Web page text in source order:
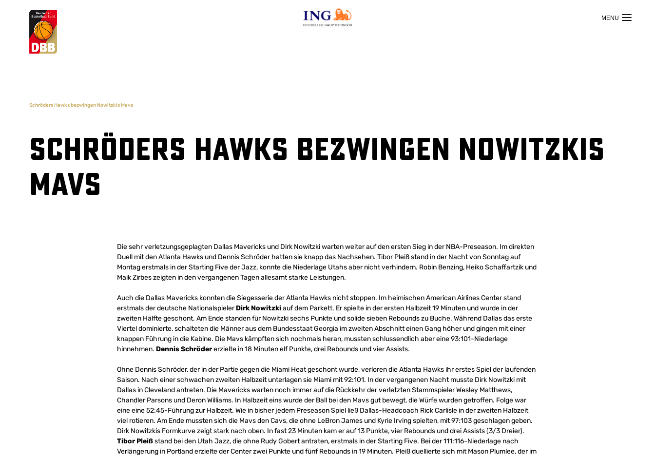
OFFIZIELLER HAUPTSPONSOR
Suchvorschläge
Schröders Hawks bezwingen Nowitzkis Mavs
Schröders Hawks bezwingen Nowitzkis
Mavs
Die sehr verletzungsgeplagten Dallas Mavericks und Dirk Nowitzki warten weiter auf den ersten Sieg in der NBA-Preseason. Im direkten
Duell mit den Atlanta Hawks und Dennis Schröder hatten sie knapp das Nachsehen. Tibor Pleiß stand in der Nacht von Sonntag auf
Montag erstmals in der Starting Five der Jazz, konnte die Niederlage Utahs aber nicht verhindern. Robin Benzing, Heiko Schaffartzik und
Maik Zirbes zeigten in den vergangenen Tagen allesamt starke Leistungen.
Auch die Dallas Mavericks konnten die Siegesserie der Atlanta Hawks nicht stoppen. Im heimischen American Airlines Center stand
erstmals der deutsche NationalspielerDirk Nowitzkiauf dem Parkett. Er spielte in der ersten Halbzeit 19 Minuten und wurde in der
zweiten Hälfte geschont. Am Ende standen für Nowitzki sechs Punkte und solide sieben Rebounds zu Buche. Während Dallas das erste
Viertel dominierte, schalteten die Männer aus dem Bundesstaat Georgia im zweiten Abschnitt einen Gang höher und gingen mit einer
knappen Führung in die Kabine. Die Mavs kämpften sich nochmals heran, mussten schlussendlich aber eine 93:101-Niederlage
hinnehmen. Dennis Schrödererzielte in 18 Minuten elf Punkte, drei Rebounds und vier Assists.
Ohne Dennis Schröder, der in der Partie gegen die Miami Heat geschont wurde, verloren die Atlanta Hawks ihr erstes Spiel der laufenden
Saison. Nach einer schwachen zweiten Halbzeit unterlagen sie Miami mit 92:101. In der vergangenen Nacht musste Dirk Nowitzki mit
Dallas in Cleveland antreten. Die Mavericks warten noch immer auf die Rückkehr der verletzten Stammspieler Wesley Matthews,
Chandler Parsons und Deron Williams. In Halbzeit eins wurde der Ball bei den Mavs gut bewegt, die Würfe wurden getroffen. Folge war
eine eine 52:45-Führung zur Halbzeit. Wie in bisher jedem Preseason Spiel ließ Dallas-Headcoach Rick Carlisle in der zweiten Halbzeit
viel rotieren. Am Ende mussten sich die Mavs den Cavs, die ohne LeBron James und Kyrie Irving spielten, mit 97:103 geschlagen geben.
Dirk Nowitzkis Formkurve zeigt stark nach oben. In fast 23 Minuten kam er auf 13 Punkte, vier Rebounds und drei Assists (3/3 Dreier).
Tibor Pleißstand bei den Utah Jazz, die ohne Rudy Gobert antraten, erstmals in der Starting Five. Bei der 111:116-Niederlage nach
Verlängerung in Portland erzielte der Center zwei Punkte und fünf Rebounds in 19 Minuten. Pleiß duellierte sich mit Mason Plumlee, der im